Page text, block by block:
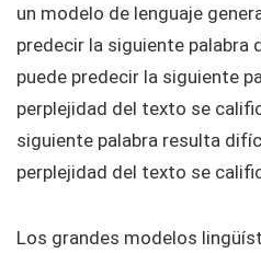
un modelo de lenguaje
predecir la siguiente palabra
puede predecir la siguiente
perplejidad del texto se
siguiente palabra resulta
perplejidad del texto se
Los grandes modelos